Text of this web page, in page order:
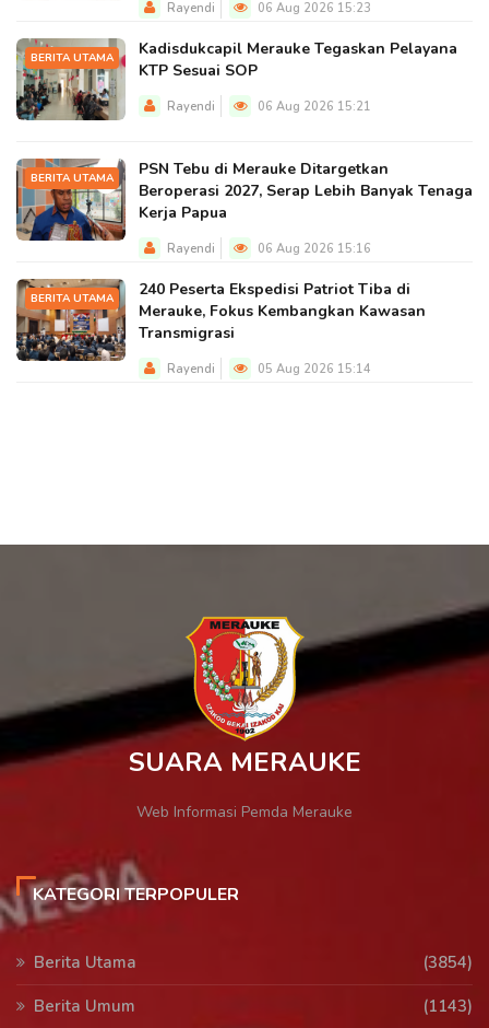
Rayendi 06 Aug 2026 15:23
BERITA UTAMA
Kadisdukcapil Merauke Tegaskan Pelayana
KTP Sesuai SOP
Rayendi 06 Aug 2026 15:21
BERITA UTAMA
PSN Tebu di Merauke Ditargetkan
Beroperasi 2027, Serap Lebih Banyak Tenaga
Kerja Papua
Rayendi 06 Aug 2026 15:16
BERITA UTAMA
240 Peserta Ekspedisi Patriot Tiba di
Merauke, Fokus Kembangkan Kawasan
Transmigrasi
Rayendi 05 Aug 2026 15:14
SUARA MERAUKE
Web Informasi Pemda Merauke
KATEGORI TERPOPULER
Berita Utama
(3854)
Berita Umum
(1143)